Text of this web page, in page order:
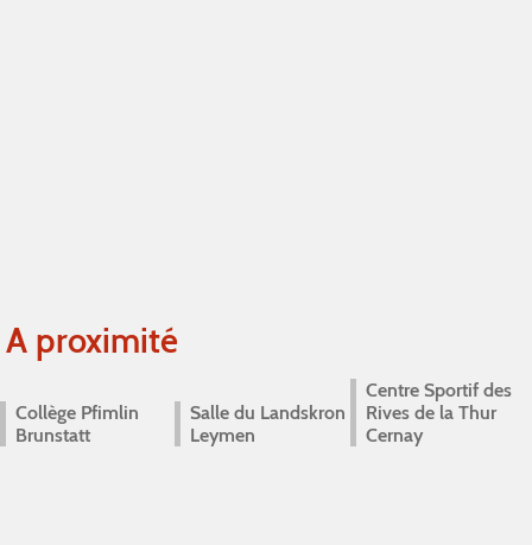
A proximité
Collège Pfimlin
Brunstatt
Salle du Landskron
Leymen
Centre Sportif des
Rives de la Thur
Cernay